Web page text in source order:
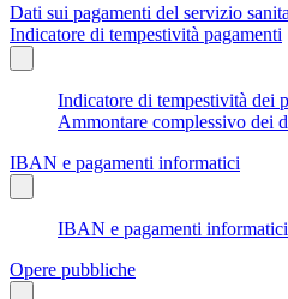
Dati sui pagamenti del servizio
Indicatore di tempestività pagamenti
Indicatore di tempestività dei
Ammontare complessivo dei
IBAN e pagamenti informatici
IBAN e pagamenti informatici
Opere pubbliche